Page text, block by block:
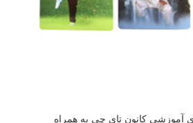
آموزشی کانون تای چی به همراه